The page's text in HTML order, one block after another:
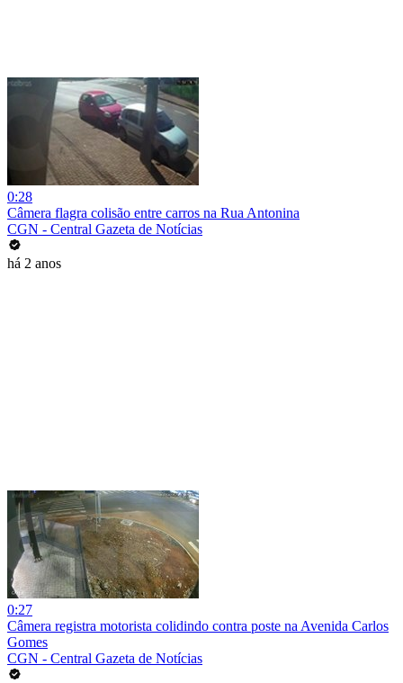
0:28
Câmera flagra colisão entre carros na Rua Antonina
CGN - Central Gazeta de Notícias
há 2 anos
0:27
Câmera registra motorista colidindo contra poste na Avenida Carlos
Gomes
CGN - Central Gazeta de Notícias